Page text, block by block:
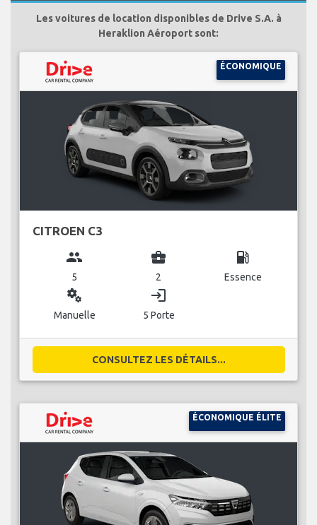
Les voitures de location disponibles de Drive S.A. à
Heraklion Aéroport sont:
ÉCONOMIQUE
CITROEN C3
group
5
business_center
2
local_gas_station
Essence
miscellaneous_services
Manuelle
login
5 Porte
CONSULTEZ LES DÉTAILS...
ÉCONOMIQUE ÉLITE